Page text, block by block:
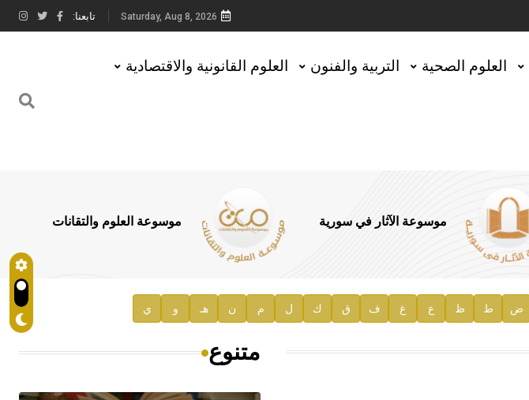
Saturday, Aug 8, 2026 تابعنا:
العلوم الصحية التربية والفنون العلوم القانونية والاقتصادية
موسوعة الآثار في سورية موسوعة العلوم والتقانات
ض ط ظ ع غ ف ق ك ل م ن هـ و ي
متنوع